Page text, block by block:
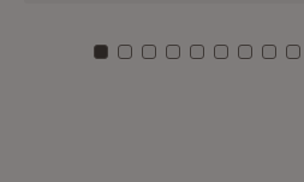
Zu Kachel: 0
Zu Kachel: 1
Zu Kachel: 2
Zu Kachel: 3
ZuZuZuZu